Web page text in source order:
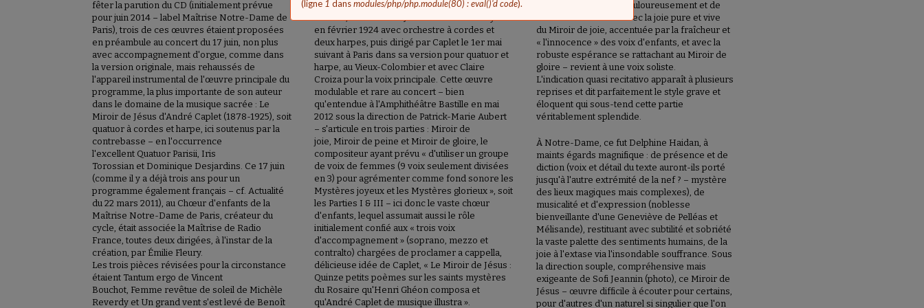
d'erreur
(ligne 1 dansmodules/php/php.module(80) : eval()'d code).
fêter la parution du CD (initialement prévue
pour juin 2014 – label Maîtrise Notre-Dame de
Paris), trois de ces œuvres étaient proposées
en préambule au concert du 17 juin, non plus
avec accompagnement d'orgue, comme dans
la version originale, mais rehaussés de
l'appareil instrumental de l'œuvre principale du
programme, la plus importante de son auteur
dans le domaine de la musique sacrée : Le
Miroir de Jésus d'André Caplet (1878-1925), soit
quatuor à cordes et harpe, ici soutenus par la
contrebasse – en l'occurrence
l'excellent Quatuor Parisii, Iris
Torossian et Dominique Desjardins. Ce 17 juin
(comme il y a déjà trois ans pour un
programme également français – cf. Actualité
du 22 mars 2011), au Chœur d'enfants de la
Maîtrise Notre-Dame de Paris, créateur du
cycle, était associée la Maîtrise de Radio
France, toutes deux dirigées, à l'instar de la
création, par Émilie Fleury.
Les trois pièces révisées pour la circonstance
étaient Tantum ergo de Vincent
Bouchot, Femme revêtue de soleil de Michèle
Reverdy et Un grand vent s'est levé de Benoît
Sous-titré « Mystères du Rosaire » et composé
en février 1924 avec orchestre à cordes et
deux harpes, puis dirigé par Caplet le 1er mai
suivant à Paris dans sa version pour quatuor et
harpe, au Vieux-Colombier et avec Claire
Croiza pour la voix principale. Cette œuvre
modulable et rare au concert – bien
qu'entendue à l'Amphithéâtre Bastille en mai
2012 sous la direction de Patrick-Marie Aubert
– s'articule en trois parties : Miroir de
joie, Miroir de peine et Miroir de gloire, le
compositeur ayant prévu « d'utiliser un groupe
de voix de femmes (9 voix seulement divisées
en 3) pour agrémenter comme fond sonore les
Mystères joyeux et les Mystères glorieux », soit
les Parties I & III – ici donc le vaste chœur
d'enfants, lequel assumait aussi le rôle
initialement confié aux « trois voix
d'accompagnement » (soprano, mezzo et
contralto) chargées de proclamer a cappella,
délicieuse idée de Caplet, « Le Miroir de Jésus :
Quinze petits poèmes sur les saints mystères
du Rosaire qu'Henri Ghéon composa et
qu'André Caplet de musique illustra ».
partie, qui contraste douloureusement et de
saisissante manière avec la joie pure et vive
du Miroir de joie, accentuée par la fraîcheur et
« l'innocence » des voix d'enfants, et avec la
robuste espérance se rattachant au Miroir de
gloire – revient à une voix soliste.
L'indication quasi recitativo apparaît à plusieurs
reprises et dit parfaitement le style grave et
éloquent qui sous-tend cette partie
véritablement splendide.
À Notre-Dame, ce fut Delphine Haidan, à
maints égards magnifique : de présence et de
diction (voix et détail du texte auront-ils porté
jusqu'à l'autre extrémité de la nef ? – mystère
des lieux magiques mais complexes), de
musicalité et d'expression (noblesse
bienveillante d'une Geneviève de Pelléas et
Mélisande), restituant avec subtilité et sobriété
la vaste palette des sentiments humains, de la
joie à l'extase via l'insondable souffrance. Sous
la direction souple, compréhensive mais
exigeante de Sofi Jeannin (photo), ce Miroir de
Jésus – œuvre difficile à écouter pour certains,
pour d'autres d'un naturel si singulier que l'on